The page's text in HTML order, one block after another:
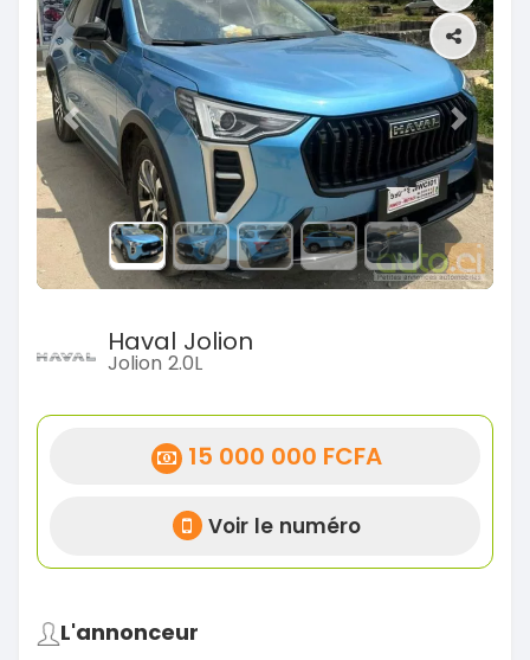
Previous Next
Haval Jolion
Jolion 2.0L
15 000 000 FCFA
Voir le numéro
L'annonceur